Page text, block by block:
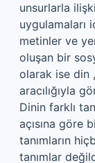
unsurlarla
uygulamaları
metinler ve
oluşan bir
olarak ise din
aracılığıyla
Dinin farklı
açısına göre
tanımların
tanımlar